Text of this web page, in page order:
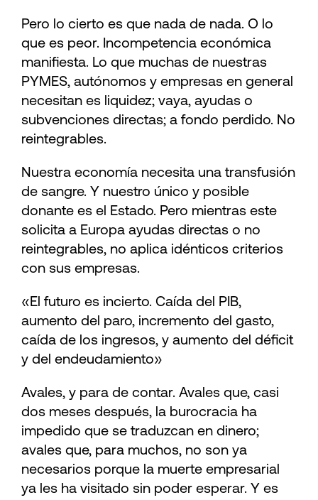
Pero lo cierto es que nada de nada. O lo
que es peor. Incompetencia económica
manifiesta. Lo que muchas de nuestras
PYMES, autónomos y empresas en general
necesitan es liquidez; vaya, ayudas o
subvenciones directas; a fondo perdido. No
reintegrables.
Nuestra economía necesita una transfusión
de sangre. Y nuestro único y posible
donante es el Estado. Pero mientras este
solicita a Europa ayudas directas o no
reintegrables, no aplica idénticos criterios
con sus empresas.
«El futuro es incierto. Caída del PIB,
aumento del paro, incremento del gasto,
caída de los ingresos, y aumento del déficit
y del endeudamiento»
Avales, y para de contar. Avales que, casi
dos meses después, la burocracia ha
impedido que se traduzcan en dinero;
avales que, para muchos, no son ya
necesarios porque la muerte empresarial
ya les ha visitado sin poder esperar. Y es